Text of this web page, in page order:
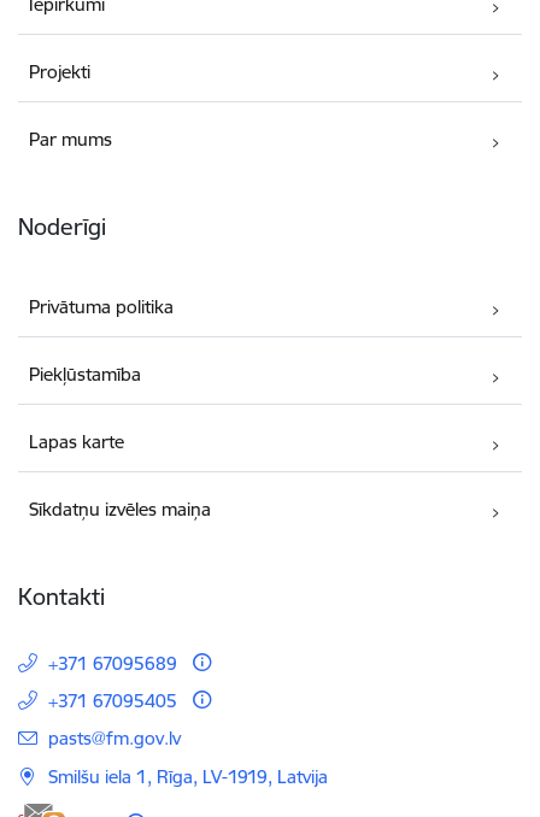
Projekti
Par mums
Noderīgi
Privātuma politika
Piekļūstamība
Lapas karte
Sīkdatņu izvēles maiņa
Kontakti
+371 67095689
+371 67095405
E-pasts:
pasts@fm.gov.lv
Smilšu iela 1, Rīga, LV-1919, Latvija